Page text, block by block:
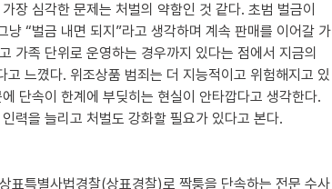
장 심각한 문제는 처벌의 약함인 것 같다. 초범 벌금이
“벌금 내면 되지”라고 생각하며 계속 판매를 이어갈 가
가족 단위로 운영하는 경우까지 있다는 점에서 지금의
고 느꼈다. 위조상품 범죄는 더 지능적이고 위험해지고 있
단속이 한계에 부딪히는 현실이 안타깝다고 생각한다.
력을 늘리고 처벌도 강화할 필요가 있다고 본다.
표특별사법경찰(상표경찰)로 짝퉁을 단속하는 전문 수사